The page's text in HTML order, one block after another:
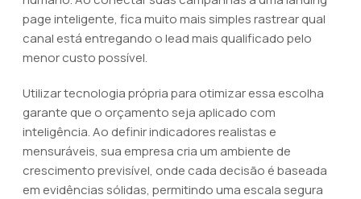
page inteligente, fica muito mais simples rastrear qual
canal está entregando o lead mais qualificado pelo
menor custo possível.
Utilizar tecnologia própria para otimizar essa escolha
garante que o orçamento seja aplicado com
inteligência. Ao definir indicadores realistas e
mensuráveis, sua empresa cria um ambiente de
crescimento previsível, onde cada decisão é baseada
em evidências sólidas, permitindo uma escala segura